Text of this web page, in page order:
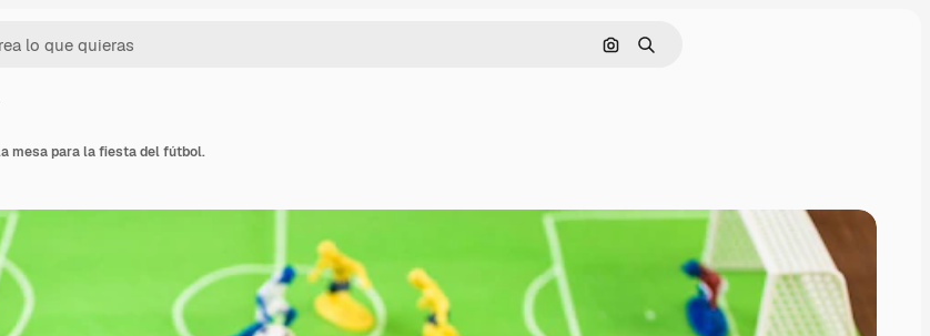
Buscar por imagen
Buscar
mesa para la fiesta del fútbol.